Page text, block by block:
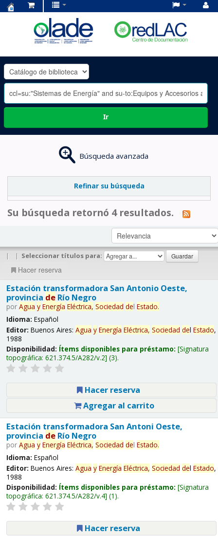
OLADE
-
Ir
Búsqueda avanzada
Refinar su búsqueda
Su búsqueda retornó 4 resultados.
| | Seleccionar títulos para:
Hacer reserva
Estación transformadora San Antonio Oeste,
provincia deRío Negro
por Agua y Energía Eléctrica, Sociedad del Estado.
Idioma: Español
Editor: Buenos Aires: Agua y Energía Eléctrica, Sociedad del Estado,
1988
Disponibilidad: Ítems disponibles para préstamo: Signatura
topográfica: 621.374.5/A282/v.2 (3).
Hacer reserva
Agregar al carrito
Estación transformadora San Antoni Oeste,
provincia deRío Negro
por Agua y Energía Eléctrica, Sociedad del Estado.
Idioma: Español
Editor: Buenos Aires: Agua y Energía Eléctrica, Sociedad del Estado,
1988
Disponibilidad: Ítems disponibles para préstamo: Signatura
topográfica: 621.374.5/A282/v.4 (1).
Hacer reserva